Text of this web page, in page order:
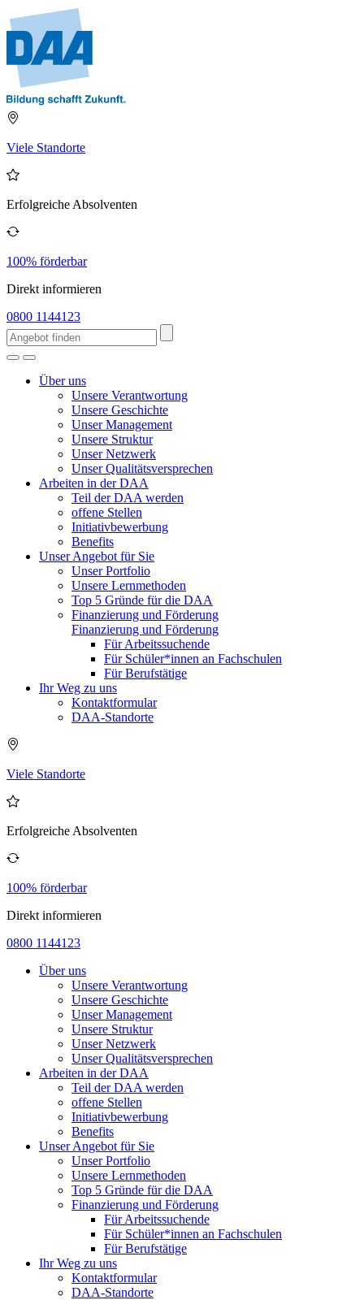
Viele Standorte
Erfolgreiche Absolventen
100% förderbar
Direkt informieren
0800 1144123
Über uns
Unsere Verantwortung
Unsere Geschichte
Unser Management
Unsere Struktur
Unser Netzwerk
Unser Qualitätsversprechen
Arbeiten in der DAA
Teil der DAA werden
offene Stellen
Initiativbewerbung
Benefits
Unser Angebot für Sie
Unser Portfolio
Unsere Lernmethoden
Top 5 Gründe für die DAA
Finanzierung und Förderung
Finanzierung und Förderung
Für Arbeitssuchende
Für Schüler*innen an Fachschulen
Für Berufstätige
Ihr Weg zu uns
Kontaktformular
DAA-Standorte
Viele Standorte
Erfolgreiche Absolventen
100% förderbar
Direkt informieren
0800 1144123
Über uns
Unsere Verantwortung
Unsere Geschichte
Unser Management
Unsere Struktur
Unser Netzwerk
Unser Qualitätsversprechen
Arbeiten in der DAA
Teil der DAA werden
offene Stellen
Initiativbewerbung
Benefits
Unser Angebot für Sie
Unser Portfolio
Unsere Lernmethoden
Top 5 Gründe für die DAA
Finanzierung und Förderung
Für Arbeitssuchende
Für Schüler*innen an Fachschulen
Für Berufstätige
Ihr Weg zu uns
Kontaktformular
DAA-Standorte